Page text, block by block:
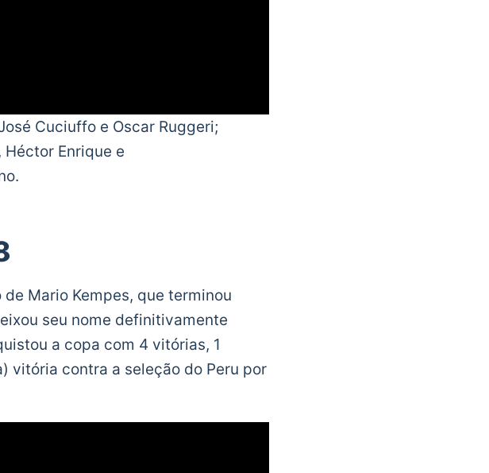
Cuciuffo e Oscar Ruggeri;
Enrique e
Mario Kempes, que terminou
seu nome definitivamente
a copa com 4 vitórias, 1
vitória contra a seleção do Peru por